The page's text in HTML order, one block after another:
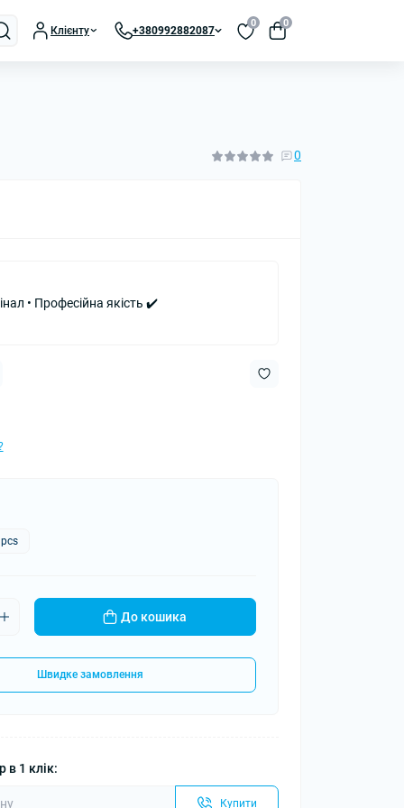
Клієнту +380992882087
0 0
0
• Професійна якість ✔️
До кошика
Швидке замовлення
в 1 клік:
Купити